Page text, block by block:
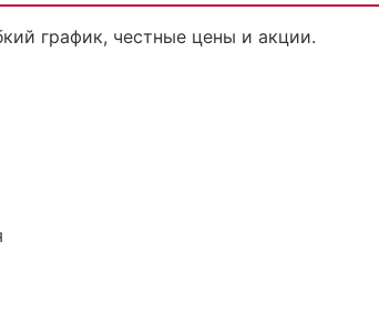
график, честные цены и акции.